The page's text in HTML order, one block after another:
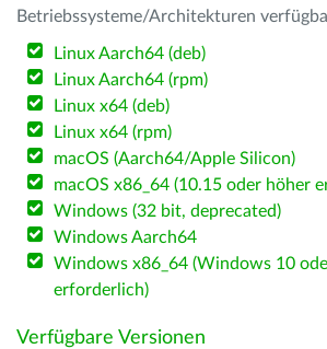
Betriebssysteme/Architekturen
Linux Aarch64 (deb)
Linux Aarch64 (rpm)
Linux x64 (deb)
Linux x64 (rpm)
macOS (Aarch64/Apple Silicon)
macOS x86_64 (10.15 oder höher
Windows (32 bit, deprecated)
Windows Aarch64
Windows x86_64 (Windows 10
erforderlich)
Verfügbare Versionen